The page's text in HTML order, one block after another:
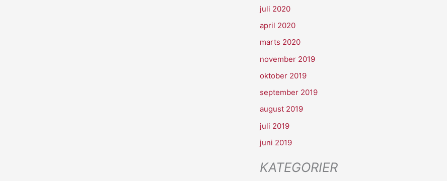
juli 2020
april 2020
marts 2020
november 2019
oktober 2019
september 2019
august 2019
juli 2019
juni 2019
KATEGORIER